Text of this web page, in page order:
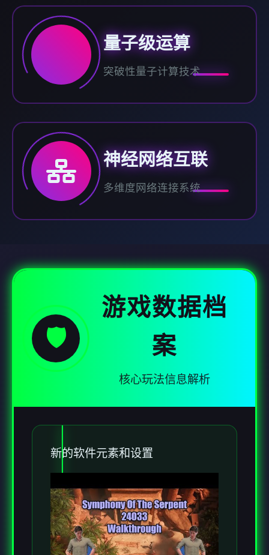
量子级运算
突破性量子计算技术
神经网络互联
多维度网络连接系统
🛡️
游戏数据档
案
核心玩法信息解析
新的软件元素和设置